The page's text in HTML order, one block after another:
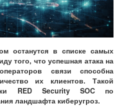
останутся в списке самых
того, что успешная атака на
связи способна
их клиентов. Такой
RED Security SOC по
ландшафта киберугроз.